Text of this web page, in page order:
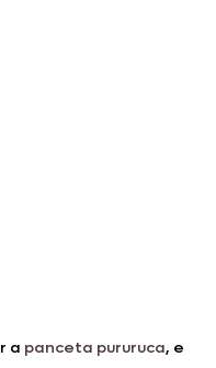
a panceta pururuca, e